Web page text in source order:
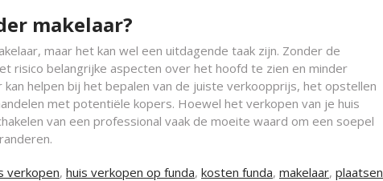
makelaar?
maar het kan wel een uitdagende taak zijn. Zonder de
risico belangrijke aspecten over het hoofd te zien en minder
helpen bij het bepalen van de juiste verkoopprijs, het opstellen
met potentiële kopers. Hoewel het verkopen van je huis
van een professional vaak de moeite waard om een soepel
verkopen, huis verkopen op funda, kosten funda, makelaar, plaatsen